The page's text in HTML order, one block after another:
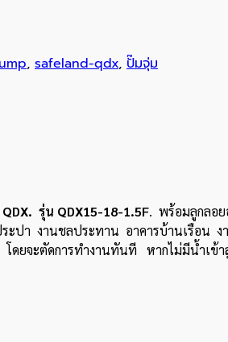
, safeland-qdx, ปั๊มจุ่ม
รุ่น QDX15-18-1.5F. พร้อมลูกลอย
ะปา งานชลประทาน อาคารบ้านเรือน
โดยจะตัดการทำงานทันที หากไม่มีน้ำเ